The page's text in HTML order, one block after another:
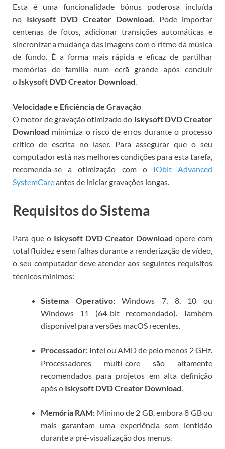
Esta é uma funcionalidade bónus poderosa incluída
no Iskysoft DVD Creator Download. Pode importar
centenas de fotos, adicionar transições automáticas e
sincronizar a mudança das imagens com o ritmo da música
de fundo. É a forma mais rápida e eficaz de partilhar
memórias de família num ecrã grande após concluir
o Iskysoft DVD Creator Download.
Velocidade e Eficiência de Gravação
O motor de gravação otimizado do Iskysoft DVD Creator
Download minimiza o risco de erros durante o processo
crítico de escrita no laser. Para assegurar que o seu
computador está nas melhores condições para esta tarefa,
recomenda-se a otimização com o IObit Advanced
SystemCareantes de iniciar gravações longas.
Requisitos do Sistema
Para que o Iskysoft DVD Creator Download opere com
total fluidez e sem falhas durante a renderização de vídeo,
o seu computador deve atender aos seguintes requisitos
técnicos mínimos:
Sistema Operativo:Windows 7, 8, 10 ou
Windows 11 (64-bit recomendado). Também
disponível para versões macOS recentes.
Processador: Intel ou AMD de pelo menos 2 GHz.
Processadores multi-core são altamente
recomendados para projetos em alta definição
após o Iskysoft DVD Creator Download
Memória RAM: Mínimo de 2 GB, embora 8 GB ou
mais garantam uma experiência sem lentidão
durante a pré-visualização dos menus.